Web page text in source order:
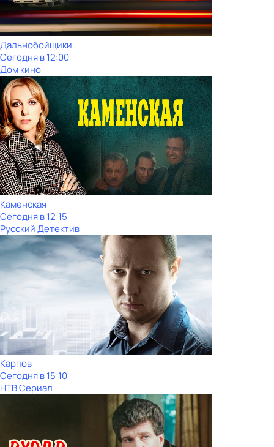
Дальнобойщики
Сегодня в 12:00
Дом кино
Каменская
Сегодня в 12:15
Русский Детектив
Карпов
Сегодня в 15:10
НТВ Сериал